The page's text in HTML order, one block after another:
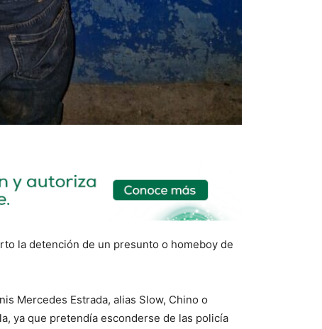
la detención de un presunto o homeboy de
Mercedes Estrada, alias Slow, Chino o
ya que pretendía esconderse de las policía